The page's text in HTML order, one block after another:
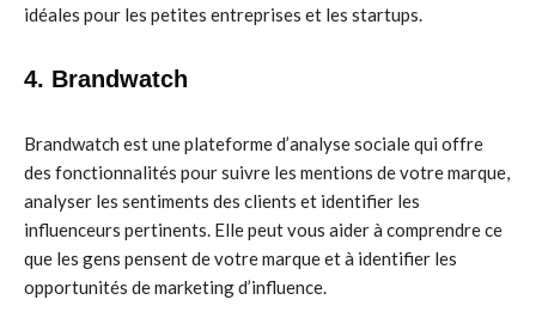
idéales pour les petites entreprises et les startups.
4. Brandwatch
Brandwatch est une plateforme d’analyse sociale qui offre
des fonctionnalités pour suivre les mentions de votre marque,
analyser les sentiments des clients et identifier les
influenceurs pertinents. Elle peut vous aider à comprendre ce
que les gens pensent de votre marque et à identifier les
opportunités de marketing d’influence.